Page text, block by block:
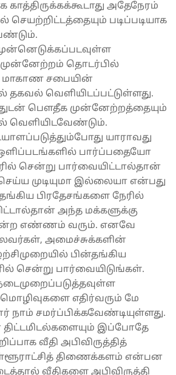
அதேநேரம்
செயற்றிட்டத்தையும் படிப்படியாக
முன்னேற்றம் தொடர்பில்
மாகாண சபையின்
வெளியிடப்பட்டுள்ளது.
பௌதீக முன்னேற்றத்தையும்
யாராவது
பார்ப்பதையோ
சென்று பார்வையிட்டால்தான்
முடியுமா இல்லையா என்பது
பிரதேசங்களை நேரில்
அந்த மக்களுக்கு
எண்ணம் வரும். எனவே
அமைச்சுக்களின்
பின்தங்கிய
சென்று பார்வையிடுங்கள்.
எதிர்வரும் மே
நாம் சமர்ப்பிக்கவேண்டியுள்ளது.
இப்போதே
வீதி அபிவிருத்தித்
திணைக்களம் என்பன
வீதிகளை அபிவிருத்தி